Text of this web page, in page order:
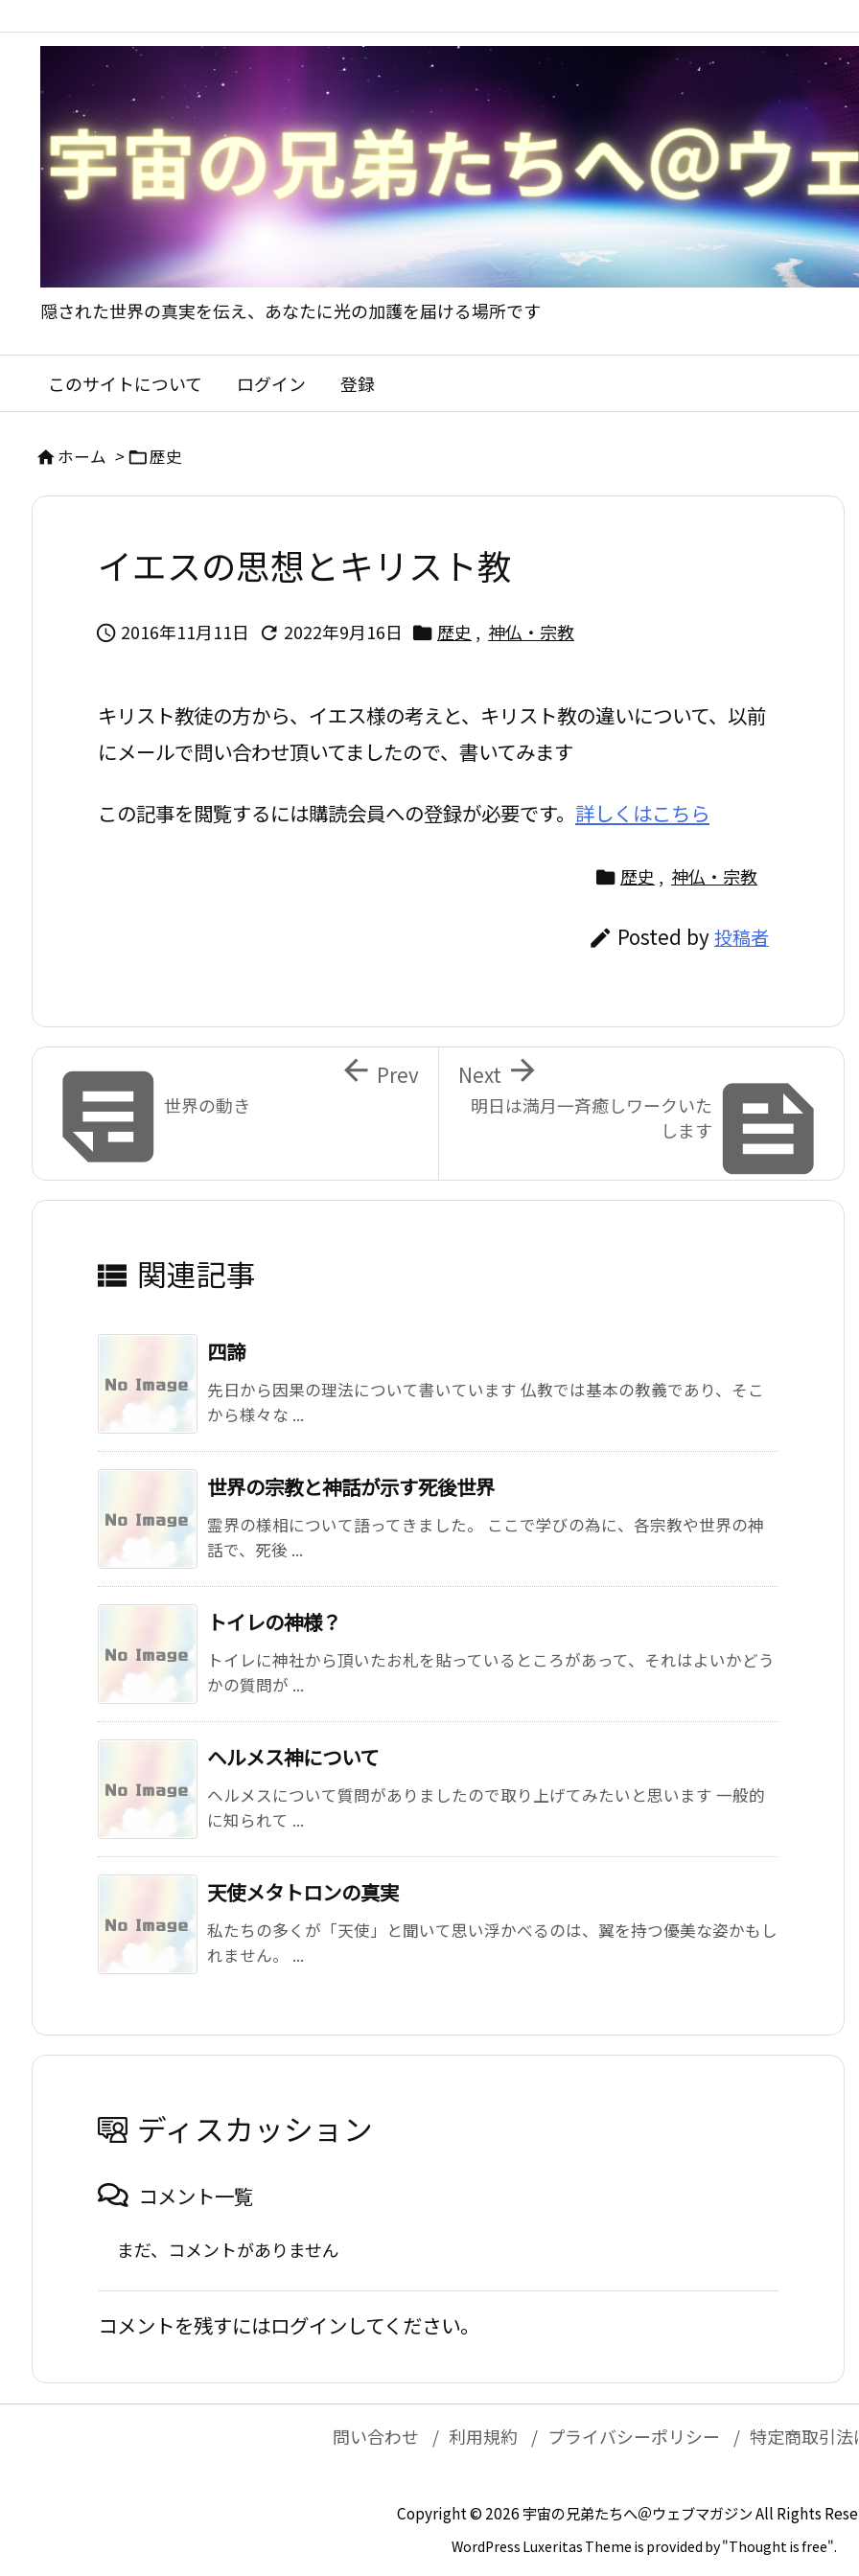
隠された世界の真実を伝え、あなたに光の加護を届ける場所です
このサイトについて ログイン 登録
ホーム > 歴史
イエスの思想とキリスト教
 2016年11月11日  2022年9月16日  歴史 , 神仏・宗教
キリスト教徒の方から、イエス様の考えと、キリスト教の違いについて、以前
にメールで問い合わせ頂いてましたので、書いてみます
この記事を閲覧するには購読会員への登録が必要です。 詳しくはこちら
 歴史 , 神仏・宗教
 Posted by投稿者

明日は満月一斉癒しワークいた
します

Next
世界の動き
 Prev
 関連記事
四諦
先日から因果の理法について書いています 仏教では基本の教義であり、そこ
から様々な ...
世界の宗教と神話が示す死後世界
霊界の様相について語ってきました。 ここで学びの為に、各宗教や世界の神
話で、死後 ...
トイレの神様？
トイレに神社から頂いたお札を貼っているところがあって、それはよいかどう
かの質問が ...
ヘルメス神について
ヘルメスについて質問がありましたので取り上げてみたいと思います 一般的
に知られて ...
天使メタトロンの真実
私たちの多くが「天使」と聞いて思い浮かべるのは、翼を持つ優美な姿かもし
れません。 ...
ディスカッション
コメント一覧
まだ、コメントがありません
コメントを残すにはログインしてください。
問い合わせ 利用規約 プライバシーポリシー 特定商取引
Copyright © 2026 宇宙の兄弟たちへ＠ウェブマガジンAll Rights
WordPress Luxeritas Theme is provided by "Thought is free".